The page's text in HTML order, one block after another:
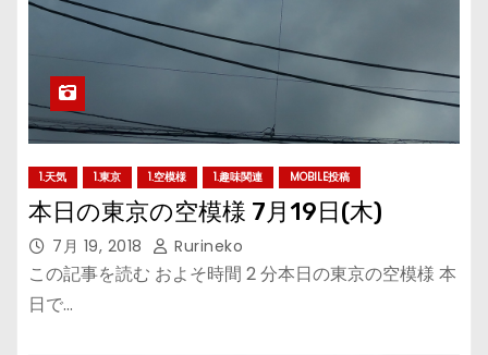
1.天気 1.東京 1.空模様 1.趣味関連 MOBILE投稿
本日の東京の空模様 7月19日(木)
7月 19, 2018 Rurineko
この記事を読む およそ時間 2 分本日の東京の空模様 本
日で…